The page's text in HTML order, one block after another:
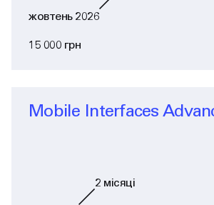
жовтень 2026
15 000 грн
Mobile Interfaces
2 місяці